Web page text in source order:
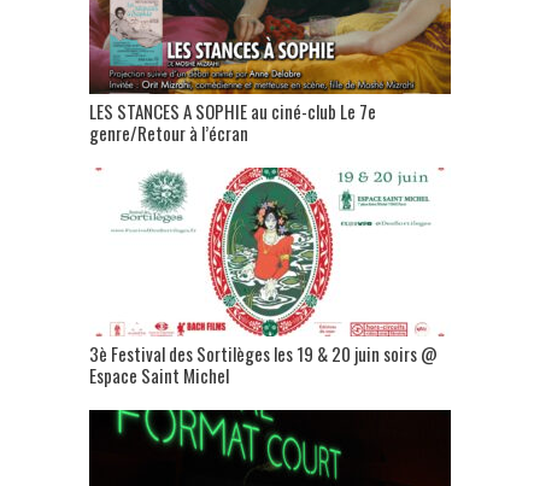
LES STANCES A SOPHIE au ciné-club Le 7e
genre/Retour à l’écran
3è Festival des Sortilèges les 19 & 20 juin soirs @
Espace Saint Michel